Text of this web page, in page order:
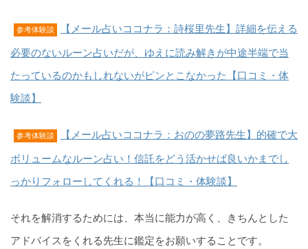
参考体験談
【メール占いココナラ：詩桜里先生】詳細を伝える
必要のないルーン占いだが、ゆえに読み解きが中途半端で当
たっているのかもしれないがピンとこなかった【口コミ・体
験談】
参考体験談
【メール占いココナラ：おのの夢路先生】的確で大
ボリュームなルーン占い！信託をどう活かせば良いかまでし
っかりフォローしてくれる！【口コミ・体験談】
それを解消するためには、本当に能力が高く、きちんとした
アドバイスをくれる先生に鑑定をお願いすることです。